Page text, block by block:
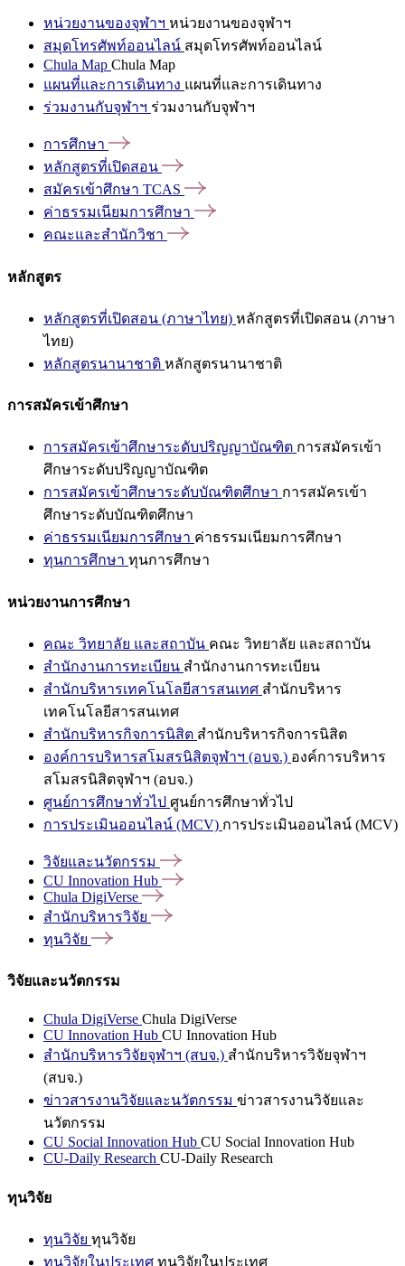
หน่วยงานของจุฬาฯ หน่วยงานของจุฬาฯ
สมุดโทรศัพท์ออนไลน์ สมุดโทรศัพท์ออนไลน์
Chula Map Chula Map
แผนที่และการเดินทาง แผนที่และการเดินทาง
ร่วมงานกับจุฬาฯ ร่วมงานกับจุฬาฯ
การศึกษา
หลักสูตรที่เปิดสอน
สมัครเข้าศึกษา TCAS
ค่าธรรมเนียมการศึกษา
คณะและสำนักวิชา
หลักสูตร
หลักสูตรที่เปิดสอน (ภาษาไทย) หลักสูตรที่เปิดสอน (ภาษา
ไทย)
หลักสูตรนานาชาติ หลักสูตรนานาชาติ
การสมัครเข้าศึกษา
การสมัครเข้าศึกษาระดับปริญญาบัณฑิต การสมัครเข้า
ศึกษาระดับปริญญาบัณฑิต
การสมัครเข้าศึกษาระดับบัณฑิตศึกษา การสมัครเข้า
ศึกษาระดับบัณฑิตศึกษา
ค่าธรรมเนียมการศึกษา ค่าธรรมเนียมการศึกษา
ทุนการศึกษา ทุนการศึกษา
หน่วยงานการศึกษา
คณะ วิทยาลัย และสถาบัน คณะ วิทยาลัย และสถาบัน
สำนักงานการทะเบียน สำนักงานการทะเบียน
สำนักบริหารเทคโนโลยีสารสนเทศ สำนักบริหาร
เทคโนโลยีสารสนเทศ
สำนักบริหารกิจการนิสิต สำนักบริหารกิจการนิสิต
องค์การบริหารสโมสรนิสิตจุฬาฯ (อบจ.) องค์การบริหาร
สโมสรนิสิตจุฬาฯ (อบจ.)
ศูนย์การศึกษาทั่วไป ศูนย์การศึกษาทั่วไป
การประเมินออนไลน์ (MCV) การประเมินออนไลน์ (MCV)
วิจัยและนวัตกรรม
CU Innovation Hub
Chula DigiVerse
สำนักบริหารวิจัย
ทุนวิจัย
วิจัยและนวัตกรรม
Chula DigiVerse Chula DigiVerse
CU Innovation Hub CU Innovation Hub
สำนักบริหารวิจัยจุฬาฯ (สบจ.) สำนักบริหารวิจัยจุฬาฯ
(สบจ.)
ข่าวสารงานวิจัยและนวัตกรรม ข่าวสารงานวิจัยและ
นวัตกรรม
CU Social Innovation Hub CU Social Innovation Hub
CU-Daily Research CU-Daily Research
ทุนวิจัย
ทุนวิจัย ทุนวิจัย
ทุนวิจัยในประเทศ ทุนวิจัยในประเทศ